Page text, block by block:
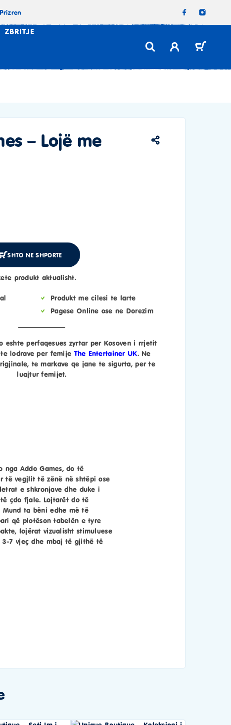
ZBRITJE
– Lojë me
SHTO NE SHPORTE
produkt aktualisht.
Produkt me cilesi te larte
Pagese Online ose ne Dorezim
eshte perfaqesues zyrtar per Kosoven i rrjetit
lodrave per femijeThe Entertainer UK. Ne
te markave qe jane te sigurta, per te
luajtur femijet.
Addo Games, do të
të vegjlit të zënë në shtëpi ose
e shkronjave dhe duke i
çdo fjale. Lojtarët do të
Mund ta bëni edhe më të
që plotëson tabelën e tyre
lojërat vizualisht stimuluese
3-7 vjeç dhe mbaj të gjithë të